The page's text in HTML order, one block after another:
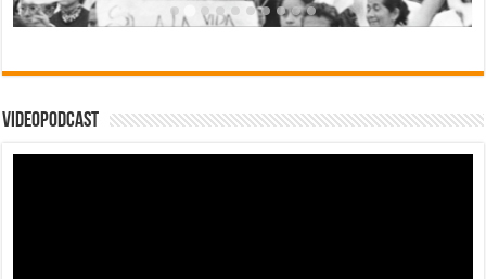
Videopodcast